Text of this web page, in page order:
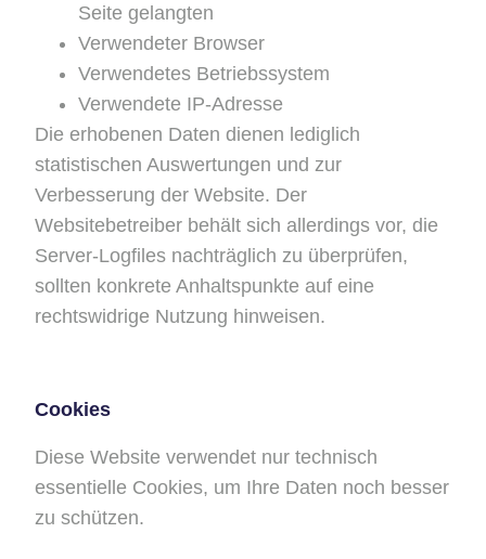
Seite gelangten
Verwendeter Browser
Verwendetes Betriebssystem
Verwendete IP-Adresse
Die erhobenen Daten dienen lediglich
statistischen Auswertungen und zur
Verbesserung der Website. Der
Websitebetreiber behält sich allerdings vor, die
Server-Logfiles nachträglich zu überprüfen,
sollten konkrete Anhaltspunkte auf eine
rechtswidrige Nutzung hinweisen.
Cookies
Diese Website verwendet nur technisch
essentielle Cookies, um Ihre Daten noch besser
zu schützen.